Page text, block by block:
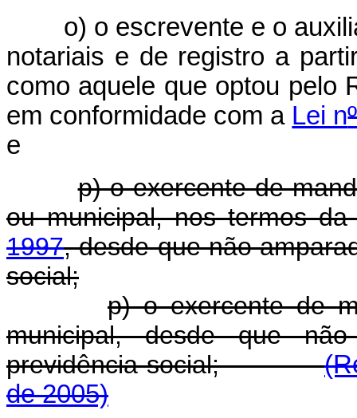
o) o escrevente e o
notariais e de registro a
como aquele que optou pelo
em conformidade com a Lei nº
e
p) o exercente de
ou municipal, nos termos
1997, desde que não
social;
p) o exercente de
municipal, desde que
previdência social;
de 2005)